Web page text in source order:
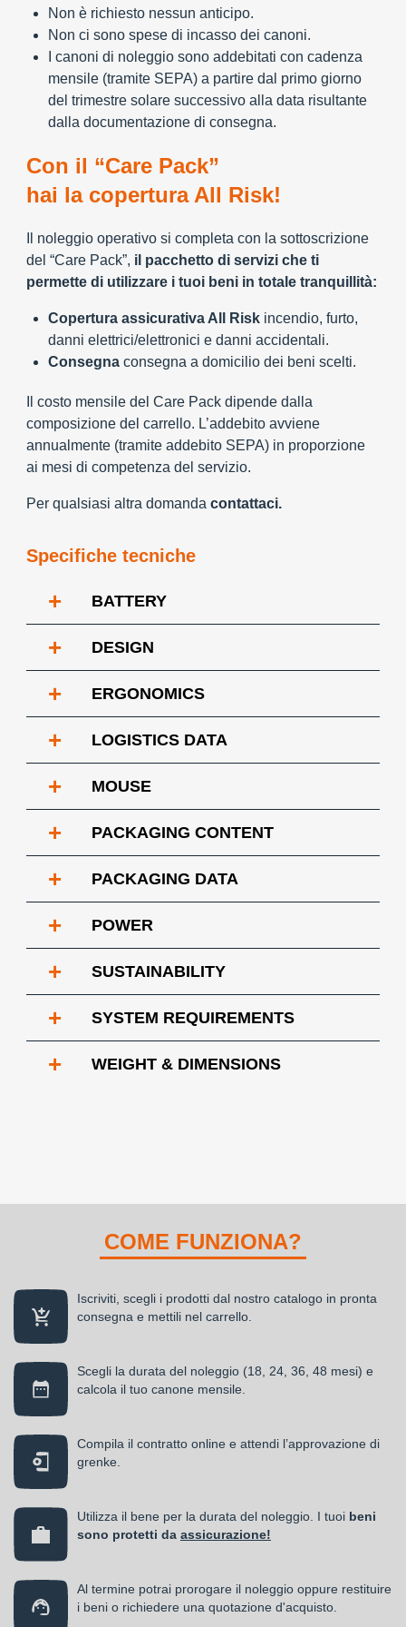
Non è richiesto nessun anticipo.
Non ci sono spese di incasso dei canoni.
I canoni di noleggio sono addebitati con cadenza
mensile (tramite SEPA) a partire dal primo giorno
del trimestre solare successivo alla data risultante
dalla documentazione di consegna.
Con il “Care Pack”
hai la copertura All Risk!
Il noleggio operativo si completa con la sottoscrizione
del “Care Pack”, il pacchetto di servizi che ti
permette di utilizzare i tuoi beni in totale tranquillità:
Copertura assicurativa All Risk incendio, furto,
danni elettrici/elettronici e danni accidentali.
Consegna consegna a domicilio dei beni scelti.
Il costo mensile del Care Pack dipende dalla
composizione del carrello. L’addebito avviene
annualmente (tramite addebito SEPA) in proporzione
ai mesi di competenza del servizio.
Per qualsiasi altra domanda contattaci.
Specifiche tecniche
+ BATTERY
+ DESIGN
+ ERGONOMICS
+ LOGISTICS DATA
+ MOUSE
+ PACKAGING CONTENT
+ PACKAGING DATA
+ POWER
+ SUSTAINABILITY
+ SYSTEM REQUIREMENTS
+ WEIGHT & DIMENSIONS
COME FUNZIONA?
Iscriviti, scegli i prodotti dal nostro catalogo in pronta
consegna e mettili nel carrello.
Scegli la durata del noleggio (18, 24, 36, 48 mesi) e
calcola il tuo canone mensile.
Compila il contratto online e attendi l’approvazione di
grenke.
Utilizza il bene per la durata del noleggio. I tuoi beni
sono protetti da assicurazione!
Al termine potrai prorogare il noleggio oppure restituire
i beni o richiedere una quotazione d'acquisto.